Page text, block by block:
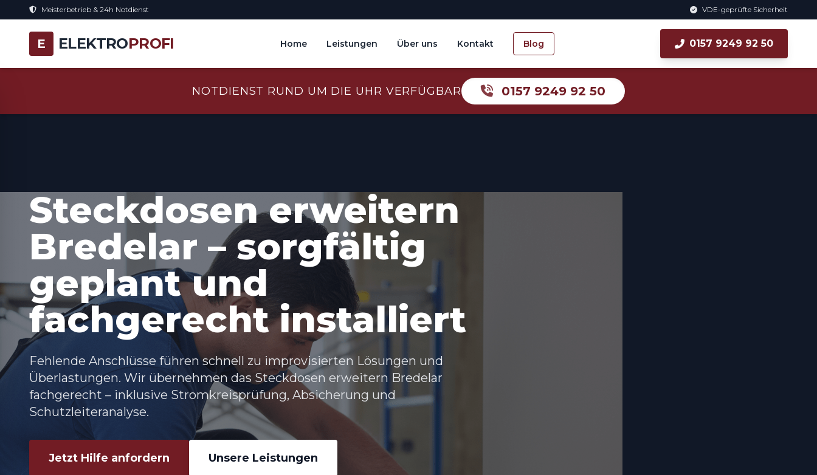
Meisterbetrieb & 24h Notdienst VDE-geprüfte Sicherheit
E ELEKTROPROFI Home Leistungen Über uns Kontakt Blog 0157 9249 92 50
NOTDIENST RUND UM DIE UHR VERFÜGBAR 0157 9249 92 50
Steckdosen erweitern
Bredelar – sorgfältig
geplant und
fachgerecht installiert
Fehlende Anschlüsse führen schnell zu improvisierten Lösungen und
Überlastungen. Wir übernehmen das Steckdosen erweitern Bredelar
fachgerecht – inklusive Stromkreisprüfung, Absicherung und
Schutzleiteranalyse.
Jetzt Hilfe anfordern Unsere Leistungen